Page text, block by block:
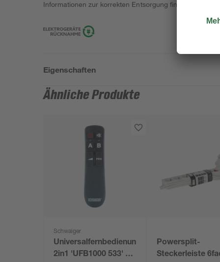
Informationen zur korrekten Entsorgung findest du
Eigenschaften
Ähnliche Produkte
Schwaiger
Universalfernbedienung
2in1 'UFB1000 533' 8
Powersplit-
Steckerleiste